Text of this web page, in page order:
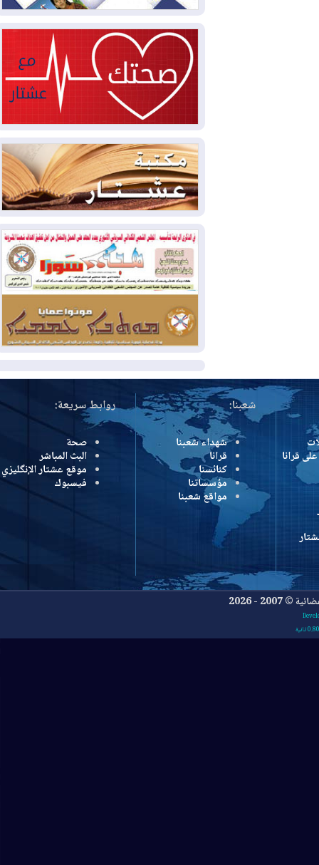
2026-08-03رئيس إقليم كوردستان في
2026-08-03
العراق يؤكد مجدداً التزامه
بمنع الهجمات على الدول المجاورة
2026-08-03
العجز والاقتراض يطوقان
المالية العراقية.. اقتراض يتجاوز 3 تريليونات
دينار!
2026-08-03كوبا تغرق في الظلام مجددا
وانهيار الشبكة الكهربائية
2026-08-03
أوامر بإجلاء 60 ألف شخص
بسبب الحرائق في ولاية واشنطن
2026-08-02
مشروع "حسابي" يُمهل
الموظفين حتى نهاية أغسطس لاستلام
بطاقاتهم المصرفية
2026-08-02دمشق وعمّان تحذران بغداد:
أي هجوم من أراضي العراق سيواجه برد
المزيد
شعبنا:
شهداء شعبنا
قرانا
كنائسنا
مؤسساتنا
مواقع شعبنا
روابط سريعة:
صحة
البث المباشر
موقع عشتار الإنگليزي
فيسبوك
2026